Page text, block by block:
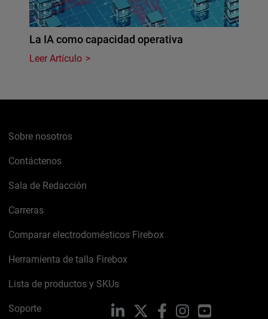
La IA como capacidad operativa
Leer Artículo
Sobre nosotros
Contáctenos
Sala de Redacción
Carreras
Comparar electrodomésticos Firebox
Herramienta de talla Firebox
Lista de productos y SKUs
Soporte LinkedIn FacebookInstagramYouTube